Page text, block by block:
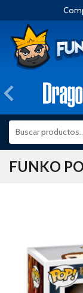
Anterior
FUNKO